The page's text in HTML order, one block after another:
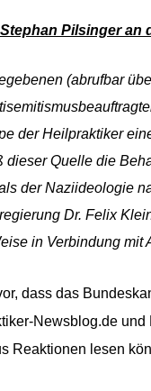
Pilsinger an
(abrufbar
der Heilpraktiker
Quelle die
der Naziideologie
Dr. Felix
in Verbindung mit
dass das
Newsblog.de
Reaktionen lesen